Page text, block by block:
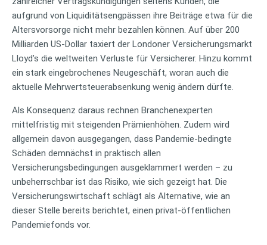
aufgrund von Liquiditätsengpässen ihre Beiträge etwa für die
Altersvorsorge nicht mehr bezahlen können. Auf über 200
Milliarden US-Dollar taxiert der Londoner Versicherungsmarkt
Lloyd’s die weltweiten Verluste für Versicherer. Hinzu kommt
ein stark eingebrochenes Neugeschäft, woran auch die
aktuelle Mehrwertsteuerabsenkung wenig ändern dürfte.
Als Konsequenz daraus rechnen Branchenexperten
mittelfristig mit steigenden Prämienhöhen. Zudem wird
allgemein davon ausgegangen, dass Pandemie-bedingte
Schäden demnächst in praktisch allen
Versicherungsbedingungen ausgeklammert werden – zu
unbeherrschbar ist das Risiko, wie sich gezeigt hat. Die
Versicherungswirtschaft schlägt als Alternative, wie an
dieser Stelle bereits berichtet, einen privat-öffentlichen
Pandemiefonds vor.